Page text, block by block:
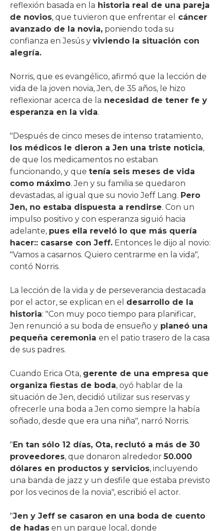
reflexión basada en la historia real de una pareja
de novios, que tuvieron que enfrentar el
cáncer
avanzado de la novia, poniendo toda su
confianza en Jesús y viviendo la situación con
alegría.
Norris, que es evangélico, afirmó que la lección de
vida de la joven novia, Jen, de 35 años, le hizo
reflexionar acerca de la necesidad de tener fe y
esperanza en la vida.
"Después de cinco meses de intenso tratamiento,
los médicos le dieron a Jen una triste noticia,
de que los medicamentos no estaban
funcionando, y que tenía seis meses de vida
como máximo. Jen y su familia se quedaron
devastadas, al igual que su novio Jeff Lang. Pero
Jen, no estaba dispuesta a rendirse. Con un
impulso positivo y con esperanza siguió hacia
adelante, pues ella reveló lo que más quería
hacer:: casarse con Jeff. Entonces le dijo al novio:
"Vamos a casarnos. Quiero centrarme en la vida",
contó Norris.
La lección de la vida y de perseverancia destacada
por el actor, se explican en el desarrollo de la
historia: "Con muy poco tiempo para planificar,
Jen renunció a su boda de ensueño y planeó una
pequeña ceremonia en el patio trasero de la casa
de sus padres.
Cuando Erica Ota, gerente de una empresa que
organiza fiestas de boda, oyó hablar de la
situación de Jen, decidió utilizar sus reservas y
ofrecerle una boda a Jen como siempre la había
soñado, desde que era una niña", narró Norris.
" En tan sólo 12 días, Ota, reclutó a más de 30
proveedores, que donaron alrededor50.000
dólares en productos y servicios, incluyendo
una banda de jazz y un desfile que estaba previsto
por los vecinos de la novia", escribió el actor.
"Jen y Jeff se casaron en una boda de cuento
de hadas en un parque local, donde